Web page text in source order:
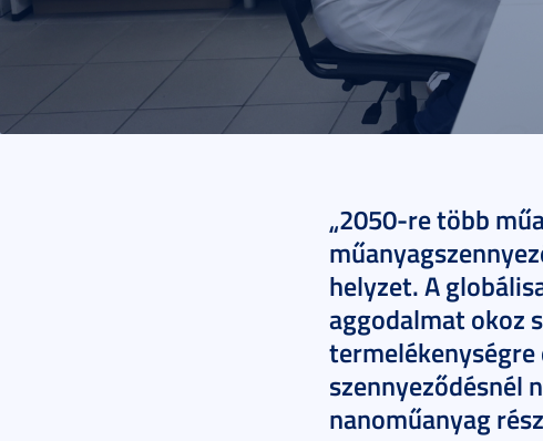
„2050-re több
helyzet. A
aggodalmat okoz
szennyeződésnél
nanoműanyag